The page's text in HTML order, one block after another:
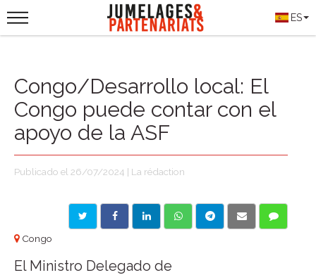
ES
Congo/Desarrollo local: El
Congo puede contar con el
apoyo de la ASF
Publicado el 26/07/2024 | La rédaction
Congo
El Ministro Delegado de